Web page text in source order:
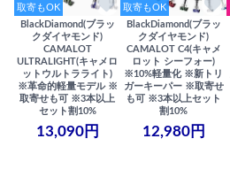
取寄もOK
BlackDiamond(ブラッ
クダイヤモンド)
CAMALOT
ULTRALIGHT(キャメロ
ットウルトラライト)
※革命的軽量モデル ※
取寄せも可 ※3本以上
セット割10%
13,090円
取寄もOK
BlackDiamond(ブラッ
クダイヤモンド)
CAMALOT C4(キャメ
ロット シーフォー)
※10%軽量化 ※新トリ
ガーキーパー ※取寄せ
も可 ※3本以上セット
割10%
12,980円